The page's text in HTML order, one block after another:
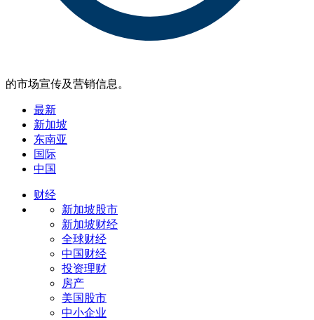
的市场宣传及营销信息。
最新
新加坡
东南亚
国际
中国
财经
新加坡股市
新加坡财经
全球财经
中国财经
投资理财
房产
美国股市
中小企业